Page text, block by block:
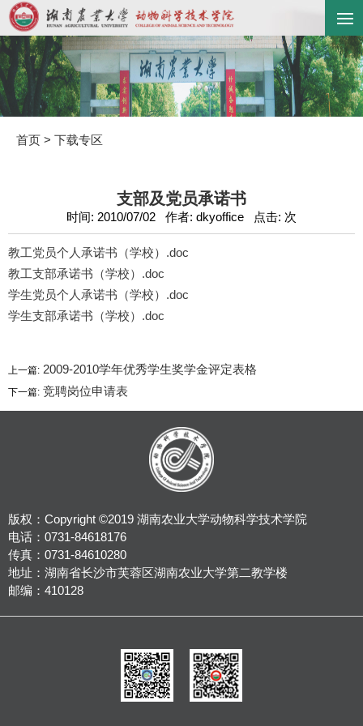
首页 > 下载专区
支部及党员承诺书
时间: 2010/07/02 作者: dkyoffice 点击: 次
教工党员个人承诺书（学校）.doc
教工支部承诺书（学校）.doc
学生党员个人承诺书（学校）.doc
学生支部承诺书（学校）.doc
上一篇: 2009-2010学年优秀学生奖学金评定表格
下一篇: 竞聘岗位申请表
版权：Copyright ©2019 湖南农业大学动物科学技术学院
电话：0731-84618176
传真：0731-84610280
地址：湖南省长沙市芙蓉区湖南农业大学第二教学楼
邮编：410128